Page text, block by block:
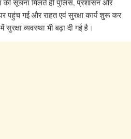
की सूचना मिलते ही पुलिस, प्रशासन और
पहुंच गई और राहत एवं सुरक्षा कार्य शुरू कर
व्यवस्था भी बढ़ा दी गई है।